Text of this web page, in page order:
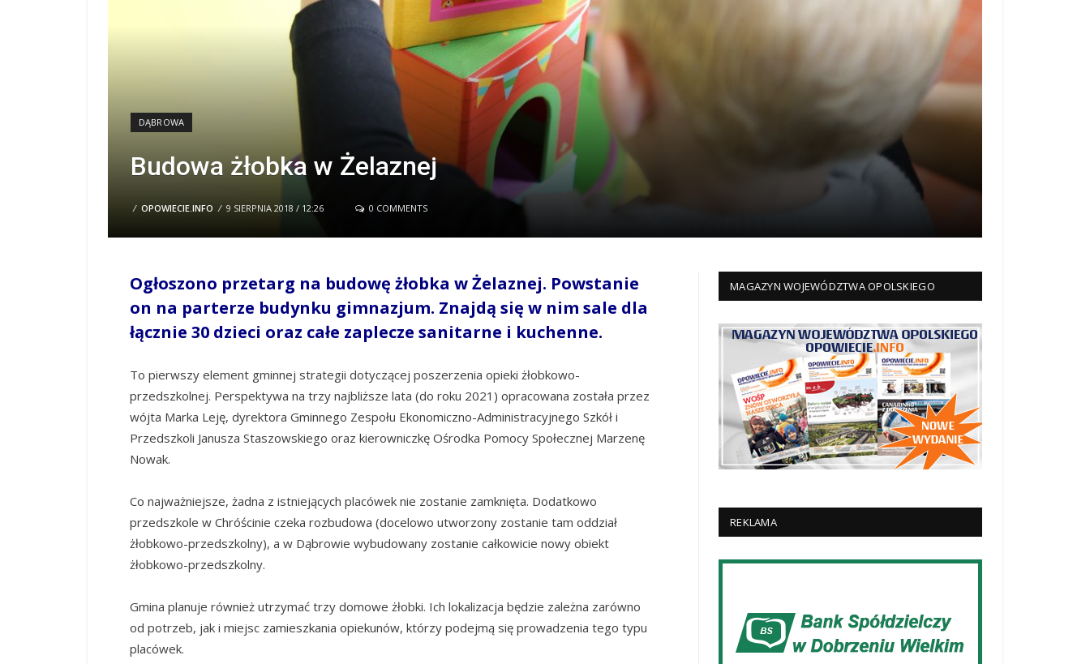
DĄBROWA
Budowa żłobka w Żelaznej
/ OPOWIECIE.INFO / 9 SIERPNIA 2018 / 12:26 0 COMMENTS
Ogłoszono przetarg na budowę żłobka w Żelaznej. Powstanie
on na parterze budynku gimnazjum. Znajdą się w nim sale dla
łącznie 30 dzieci oraz całe zaplecze sanitarne i kuchenne.
To pierwszy element gminnej strategii dotyczącej poszerzenia opieki żłobkowo-
przedszkolnej. Perspektywa na trzy najbliższe lata (do roku 2021) opracowana została przez
wójta Marka Leję, dyrektora Gminnego Zespołu Ekonomiczno-Administracyjnego Szkół i
Przedszkoli Janusza Staszowskiego oraz kierowniczkę Ośrodka Pomocy Społecznej Marzenę
Nowak.
Co najważniejsze, żadna z istniejących placówek nie zostanie zamknięta. Dodatkowo
przedszkole w Chróścinie czeka rozbudowa (docelowo utworzony zostanie tam oddział
żłobkowo-przedszkolny), a w Dąbrowie wybudowany zostanie całkowicie nowy obiekt
żłobkowo-przedszkolny.
Gmina planuje również utrzymać trzy domowe żłobki. Ich lokalizacja będzie zależna zarówno
od potrzeb, jak i miejsc zamieszkania opiekunów, którzy podejmą się prowadzenia tego typu
placówek.
MAGAZYN WOJEWÓDZTWA OPOLSKIEGO
REKLAMA